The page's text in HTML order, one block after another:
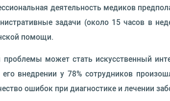
деятельность медиков
задачи (около 15 часов в
помощи.
может стать искусственный
внедрении у 78% сотрудников
ошибок при диагностике и лечении